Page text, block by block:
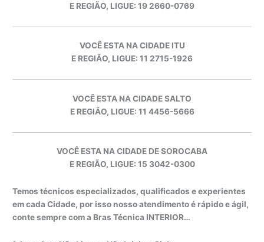
E REGIÃO, LIGUE: 19 2660-0769
VOCÊ ESTA NA CIDADE ITU
E REGIÃO, LIGUE: 11 2715-1926
VOCÊ ESTA NA CIDADE SALTO
E REGIÃO, LIGUE: 11 4456-5666
VOCÊ ESTA NA CIDADE DE SOROCABA
E REGIÃO, LIGUE: 15 3042-0300
Temos técnicos especializados, qualificados e experientes
em cada Cidade, por isso nosso atendimento é rápido e ágil,
conte sempre com a Bras Técnica INTERIOR…